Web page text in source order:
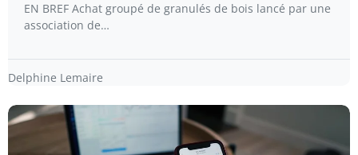
EN BREF Achat groupé de granulés de bois lancé par une
association de…
Delphine Lemaire